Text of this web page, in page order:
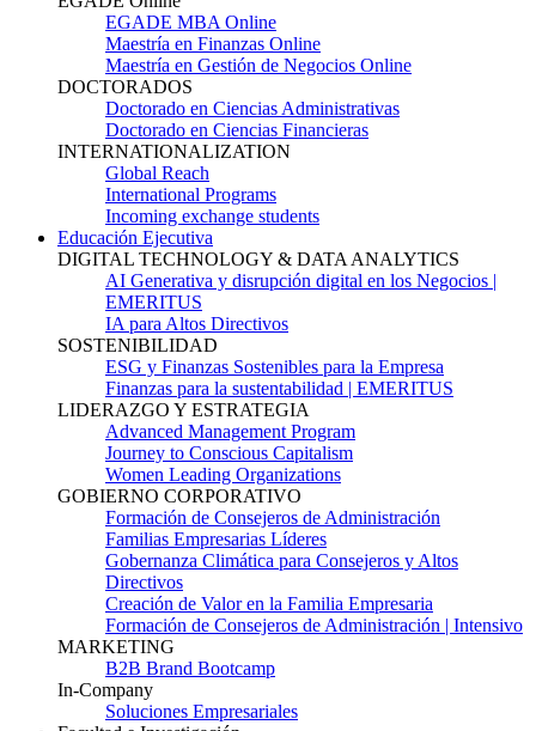
EGADE MBA Online
Maestría en Finanzas Online
Maestría en Gestión de Negocios Online
DOCTORADOS
Doctorado en Ciencias Administrativas
Doctorado en Ciencias Financieras
INTERNATIONALIZATION
Global Reach
International Programs
Incoming exchange students
Educación Ejecutiva
DIGITAL TECHNOLOGY & DATA ANALYTICS
AI Generativa y disrupción digital en los Negocios |
EMERITUS
IA para Altos Directivos
SOSTENIBILIDAD
ESG y Finanzas Sostenibles para la Empresa
Finanzas para la sustentabilidad | EMERITUS
LIDERAZGO Y ESTRATEGIA
Advanced Management Program
Journey to Conscious Capitalism
Women Leading Organizations
GOBIERNO CORPORATIVO
Formación de Consejeros de Administración
Familias Empresarias Líderes
Gobernanza Climática para Consejeros y Altos
Directivos
Creación de Valor en la Familia Empresaria
Formación de Consejeros de Administración | Intensivo
MARKETING
B2B Brand Bootcamp
In-Company
Soluciones Empresariales